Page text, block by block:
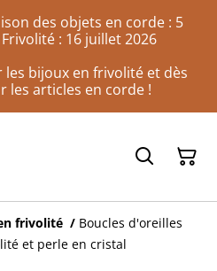
des objets en corde : 5
: 16 juillet 2026
bijoux en frivolité et dès
les articles en corde !
frivolité / Boucles d'oreilles
et perle en cristal